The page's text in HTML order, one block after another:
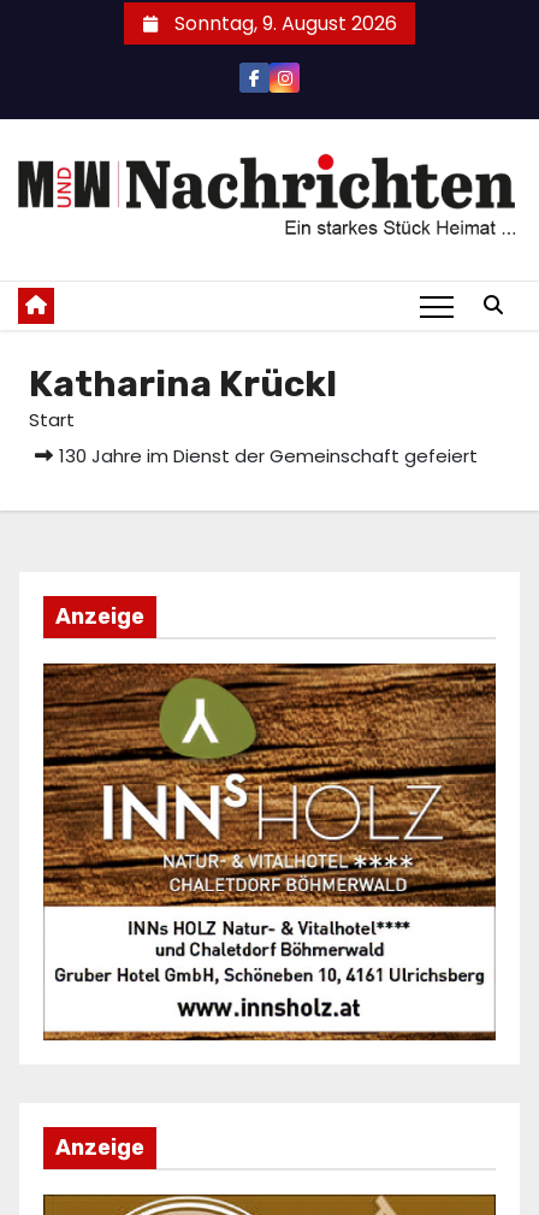
Sonntag, 9. August 2026
Katharina Krückl
Start
130 Jahre im Dienst der Gemeinschaft gefeiert
Anzeige
Anzeige